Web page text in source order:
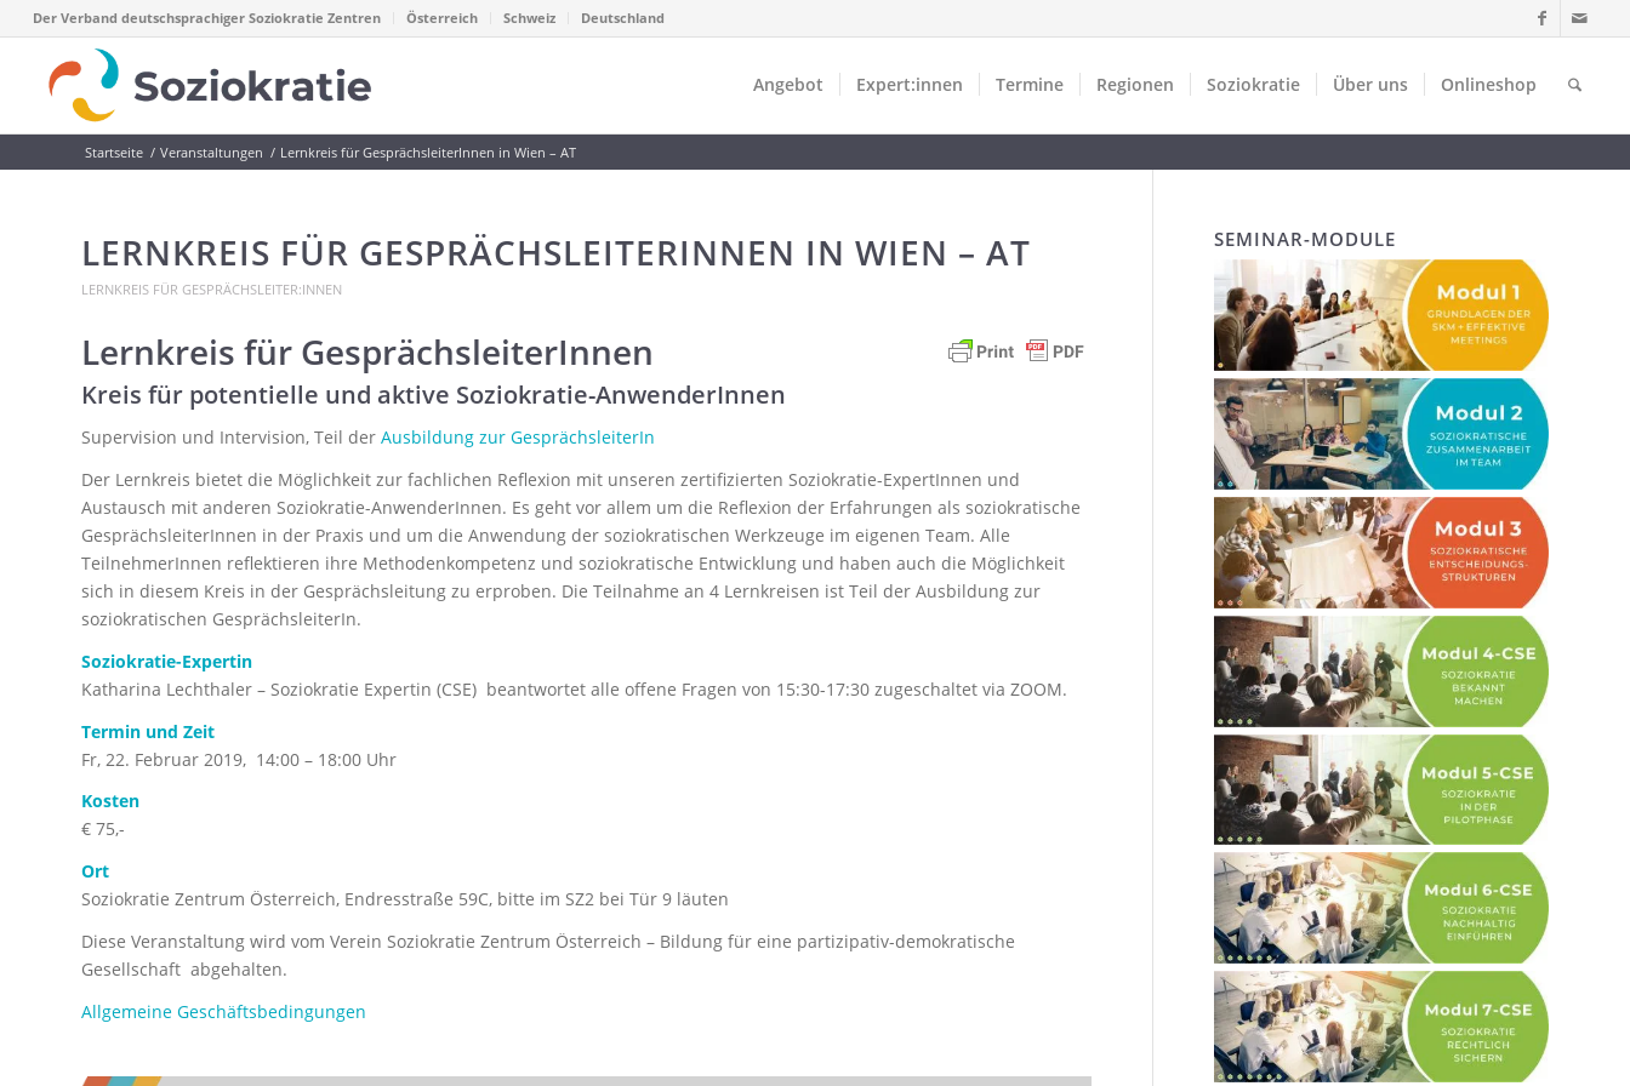
Der Verband deutschsprachiger Soziokratie Zentren Österreich Schweiz Deutschland
Angebot Expert:innen Termine Regionen Soziokratie Über uns Onlineshop
Startseite / Veranstaltungen / Lernkreis für GesprächsleiterInnen in Wien – AT
LERNKREIS FÜR GESPRÄCHSLEITERINNEN IN WIEN – AT
LERNKREIS FÜR GESPRÄCHSLEITER:INNEN
Lernkreis für GesprächsleiterInnen
Kreis für potentielle und aktive Soziokratie-AnwenderInnen
Supervision und Intervision, Teil der Ausbildung zur GesprächsleiterIn
Der Lernkreis bietet die Möglichkeit zur fachlichen Reflexion mit unseren zertifizierten Soziokratie-ExpertInnen und
Austausch mit anderen Soziokratie-AnwenderInnen. Es geht vor allem um die Reflexion der Erfahrungen als soziokratische
GesprächsleiterInnen in der Praxis und um die Anwendung der soziokratischen Werkzeuge im eigenen Team. Alle
TeilnehmerInnen reflektieren ihre Methodenkompetenz und soziokratische Entwicklung und haben auch die Möglichkeit
sich in diesem Kreis in der Gesprächsleitung zu erproben. Die Teilnahme an 4 Lernkreisen ist Teil der Ausbildung zur
soziokratischen GesprächsleiterIn.
Soziokratie-Expertin
Katharina Lechthaler – Soziokratie Expertin (CSE) beantwortet alle offene Fragen von 15:30-17:30 zugeschaltet via ZOOM.
Termin und Zeit
Fr, 22. Februar 2019, 14:00 – 18:00 Uhr
Kosten
€ 75,-
Ort
Soziokratie Zentrum Österreich, Endresstraße 59C, bitte im SZ2 bei Tür 9 läuten
Diese Veranstaltung wird vom Verein Soziokratie Zentrum Österreich – Bildung für eine partizipativ-demokratische
Gesellschaft abgehalten.
Allgemeine Geschäftsbedingungen
SEMINAR-MODULE